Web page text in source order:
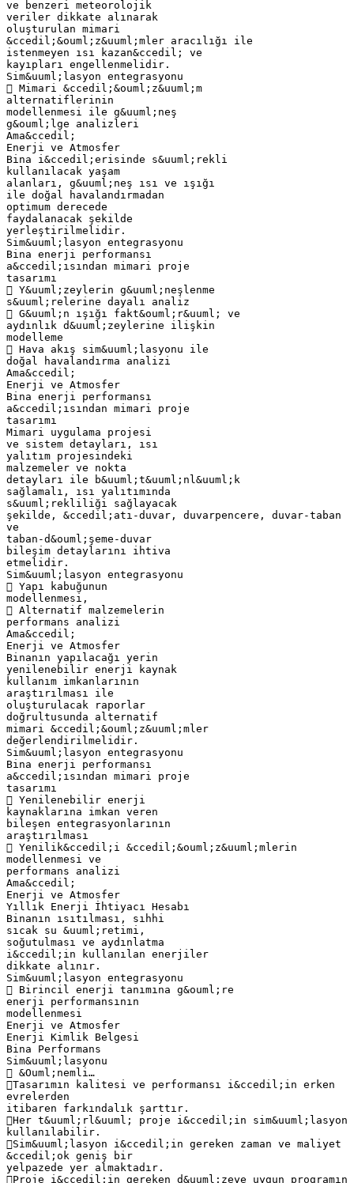
ve benzeri meteorolojik
veriler dikkate alınarak
oluşturulan mimari
&ccedil;&ouml;z&uuml;mler aracılığı ile
istenmeyen ısı kazan&ccedil; ve
kayıpları engellenmelidir.
Sim&uuml;lasyon entegrasyonu
 Mimari &ccedil;&ouml;z&uuml;m
alternatiflerinin
modellenmesi ile g&uuml;neş
g&ouml;lge analizleri
Ama&ccedil;
Enerji ve Atmosfer
Bina i&ccedil;erisinde s&uuml;rekli
kullanılacak yaşam
alanları, g&uuml;neş ısı ve ışığı
ile doğal havalandırmadan
optimum derecede
faydalanacak şekilde
yerleştirilmelidir.
Sim&uuml;lasyon entegrasyonu
Bina enerji performansı
a&ccedil;ısından mimari proje
tasarımı
 Y&uuml;zeylerin g&uuml;neşlenme
s&uuml;relerine dayalı analiz
 G&uuml;n ışığı fakt&ouml;r&uuml; ve
aydınlık d&uuml;zeylerine ilişkin
modelleme
 Hava akış sim&uuml;lasyonu ile
doğal havalandırma analizi
Ama&ccedil;
Enerji ve Atmosfer
Bina enerji performansı
a&ccedil;ısından mimari proje
tasarımı
Mimari uygulama projesi
ve sistem detayları, ısı
yalıtım projesindeki
malzemeler ve nokta
detayları ile b&uuml;t&uuml;nl&uuml;k
sağlamalı, ısı yalıtımında
s&uuml;rekliliği sağlayacak
şekilde, &ccedil;atı-duvar, duvarpencere, duvar-taban
ve
taban-d&ouml;şeme-duvar
bileşim detaylarını ihtiva
etmelidir.
Sim&uuml;lasyon entegrasyonu
 Yapı kabuğunun
modellenmesi,
 Alternatif malzemelerin
performans analizi
Ama&ccedil;
Enerji ve Atmosfer
Binanın yapılacağı yerin
yenilenebilir enerji kaynak
kullanım imkanlarının
araştırılması ile
oluşturulacak raporlar
doğrultusunda alternatif
mimari &ccedil;&ouml;z&uuml;mler
değerlendirilmelidir.
Sim&uuml;lasyon entegrasyonu
Bina enerji performansı
a&ccedil;ısından mimari proje
tasarımı
 Yenilenebilir enerji
kaynaklarına imkan veren
bileşen entegrasyonlarının
araştırılması
 Yenilik&ccedil;i &ccedil;&ouml;z&uuml;mlerin
modellenmesi ve
performans analizi
Ama&ccedil;
Enerji ve Atmosfer
Yıllık Enerji İhtiyacı Hesabı
Binanın ısıtılması, sıhhi
sıcak su &uuml;retimi,
soğutulması ve aydınlatma
i&ccedil;in kullanılan enerjiler
dikkate alınır.
Sim&uuml;lasyon entegrasyonu
 Birincil enerji tanımına g&ouml;re
enerji performansının
modellenmesi
Enerji ve Atmosfer
Enerji Kimlik Belgesi
Bina Performans
Sim&uuml;lasyonu
 &Ouml;nemli…
Tasarımın kalitesi ve performansı i&ccedil;in erken
evrelerden
itibaren farkındalık şarttır.
Her t&uuml;rl&uuml; proje i&ccedil;in sim&uuml;lasyon
kullanılabilir.
Sim&uuml;lasyon i&ccedil;in gereken zaman ve maliyet
&ccedil;ok geniş bir
yelpazede yer almaktadır.
Proje i&ccedil;in gereken d&uuml;zeye uygun programın